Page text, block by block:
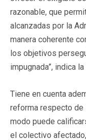
razonable, que
alcanzadas por la
manera coherente
los objetivos
impugnada”, indica
Tiene en cuenta
reforma respecto de
modo puede
el colectivo